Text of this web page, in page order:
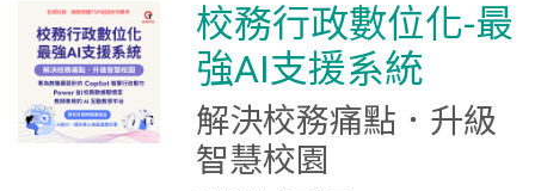
校務行政數位化-最
強AI支援系統
解決校務痛點．升級
智慧校園